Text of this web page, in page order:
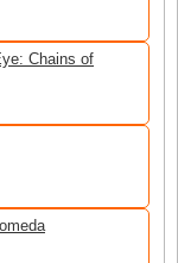
Chains of